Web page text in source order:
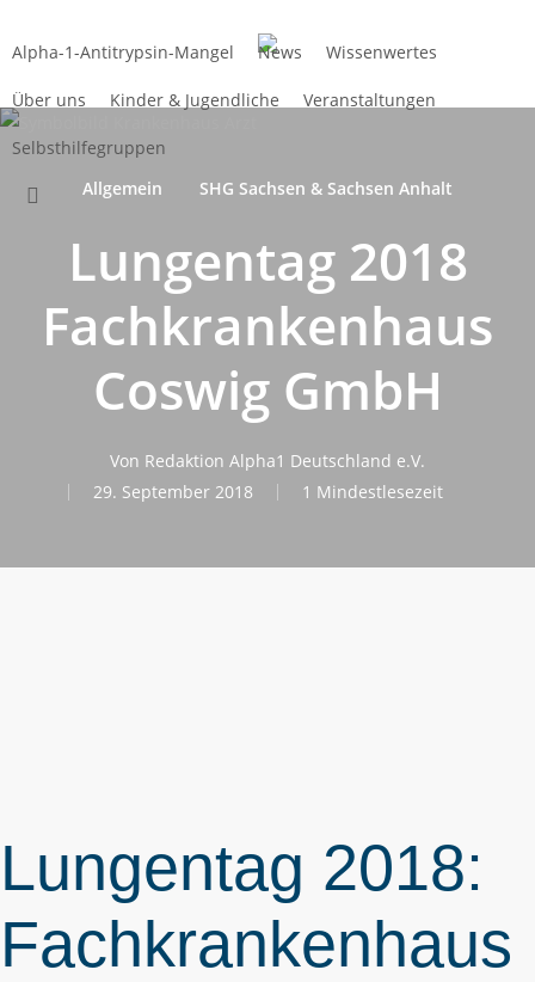
Hauptinhalt
Alpha-1-Antitrypsin-Mangel News Wissenwertes
Über uns Kinder & Jugendliche Veranstaltungen
Selbsthilfegruppen
suchenAllgemein SHG Sachsen & Sachsen Anhalt
Lungentag 2018
Fachkrankenhaus
Coswig GmbH
Von Redaktion Alpha1 Deutschland e.V.
29. September 2018
1 Mindestlesezeit
Lungentag 2018:
Fachkrankenhaus